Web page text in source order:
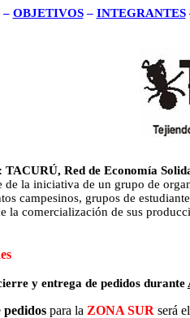
– OBJETIVOS– INTEGRANTES
TACURÚ, Red de Economía
de la iniciativa de un grupo de
campesinos, grupos de
la comercialización de sus
y entrega de pedidos durante
pedidospara la ZONA SUR será